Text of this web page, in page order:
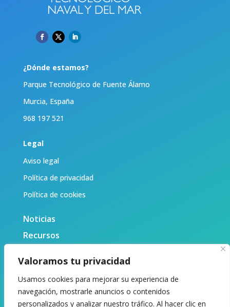
Valoramos tu privacidad
Usamos cookies para mejorar su experiencia de
navegación, mostrarle anuncios o contenidos
personalizados y analizar nuestro tráfico. Al hacer clic en
¿Dónde estamos?
Parque Tecnológico de Fuente Álamo
Murcia, España
968 197 521
Legal
Aviso legal
Política de privacidad
Política de cookies
Noticias
Recursos
Sobre nosotras
Contacto